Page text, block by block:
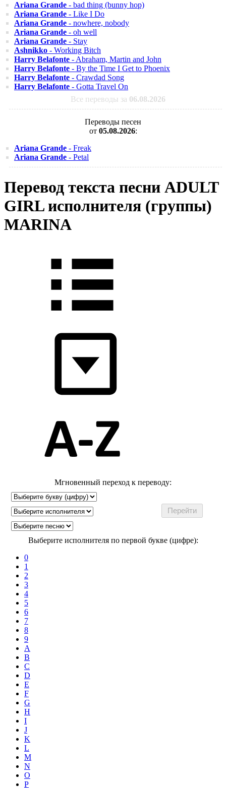
Ariana Grande - bad thing (bunny hop)
Ariana Grande - Like I Do
Ariana Grande - nowhere, nobody
Ariana Grande - oh well
Ariana Grande - Stay
Ashnikko - Working Bitch
Harry Belafonte - Abraham, Martin and John
Harry Belafonte - By the Time I Get to Phoenix
Harry Belafonte - Crawdad Song
Harry Belafonte - Gotta Travel On
Все переводы за 06.08.2026
Переводы песен
от 05.08.2026:
Ariana Grande - Freak
Ariana Grande - Petal
Перевод текста песни ADULT
GIRL исполнителя (группы)
MARINA
Мгновенный переход к переводу:
Выберите исполнителя по первой букве (цифре):
0
1
2
3
4
5
6
7
8
9
A
B
C
D
E
F
G
H
I
J
K
L
M
N
O
P